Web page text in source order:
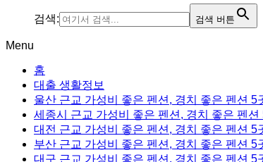
검색: 검색 버튼
Menu
홈
대출 생활정보
울산 근교 가성비 좋은 펜션, 경치 좋은 펜션 5
세종시 근교 가성비 좋은 펜션, 경치 좋은 펜션
대전 근교 가성비 좋은 펜션, 경치 좋은 펜션 5
부산 근교 가성비 좋은 펜션, 경치 좋은 펜션 5
대구 근교 가성비 좋은 펜션, 경치 좋은 펜션 5